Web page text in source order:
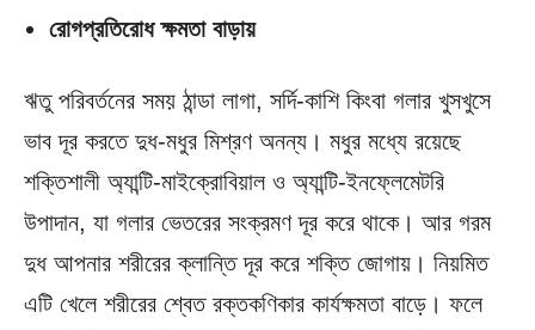
রোগপ্রতিরোধ ক্ষমতা বাড়ায়
ঋতু পরিবর্তনের সময় ঠান্ডা লাগা, সর্দি-কাশি কিংবা গলার খুসখুসে
ভাব দূর করতে দুধ-মধুর মিশ্রণ অনন্য। মধুর মধ্যে রয়েছে
শক্তিশালী অ্যান্টি-মাইক্রোবিয়াল ও অ্যান্টি-ইনফ্লেমেটরি
উপাদান, যা গলার ভেতরের সংক্রমণ দূর করে থাকে। আর গরম
দুধ আপনার শরীরের ক্লান্তি দূর করে শক্তি জোগায়। নিয়মিত
এটি খেলে শরীরের শ্বেত রক্তকণিকার কার্যক্ষমতা বাড়ে। ফলে